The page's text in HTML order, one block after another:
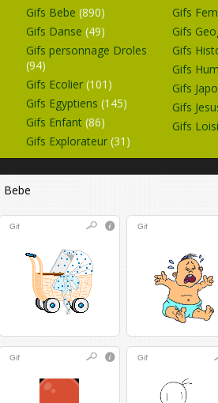
Gifs Bebe (890)
Gifs Danse (49)
Gifs personnage Droles
(94)
Gifs Ecolier (101)
Gifs Egyptiens (145)
Gifs Enfant (86)
Gifs Explorateur (31)
Gifs
Gifs
Gifs
Gifs
Gifs
Gifs
Gifs
Bebe
Gif Gif
Gif Gif